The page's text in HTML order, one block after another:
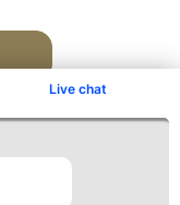
Live chat